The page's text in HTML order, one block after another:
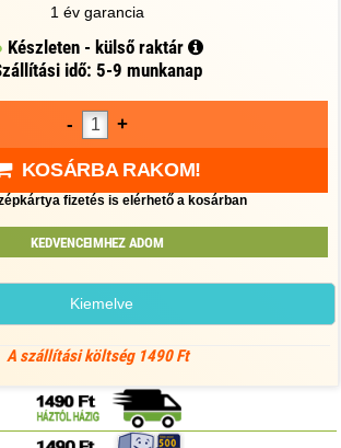
1 év garancia
Készleten - külső raktár
idő: 5-9 munkanap
- +
KOSÁRBA RAKOM!
fizetés is elérhető a kosárban
KEDVENCEIMHEZ ADOM
Kiemelve
A szállítási költség 1490 Ft